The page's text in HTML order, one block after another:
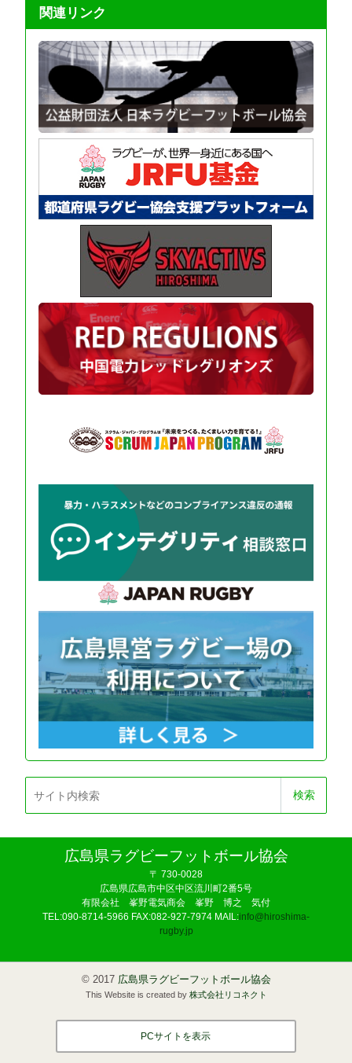
関連リンク
広島県ラグビーフットボール協会
〒 730-0028
広島県広島市中区中区流川町2番5号
有限会社 峯野電気商会 峯野 博之 気付
TEL:090-8714-5966 FAX:082-927-7974 MAIL:info@hiroshima-
rugby.jp
© 2017 広島県ラグビーフットボール協会
This Website is created by 株式会社リコネクト
PCサイトを表示